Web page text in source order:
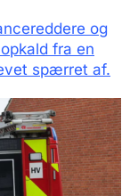
og
fra en
spærret af.